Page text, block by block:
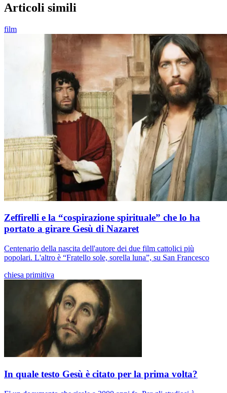
Articoli simili
film
Zeffirelli e la “cospirazione spirituale” che lo ha
portato a girare Gesù di Nazaret
Centenario della nascita dell'autore dei due film cattolici più
popolari. L'altro è “Fratello sole, sorella luna”, su San Francesco
chiesa primitiva
In quale testo Gesù è citato per la prima volta?